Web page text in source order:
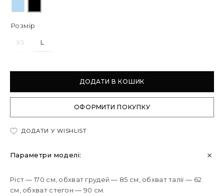
Розмір
XS L
ДОДАТИ В КОШИК
ОФОРМИТИ ПОКУПКУ
ДОДАТИ У WISHLIST
Параметри моделі:
Ріст — 170 см, обхват грудей — 85 см, обхват талії — 62
см, обхват стегон — 90 см.